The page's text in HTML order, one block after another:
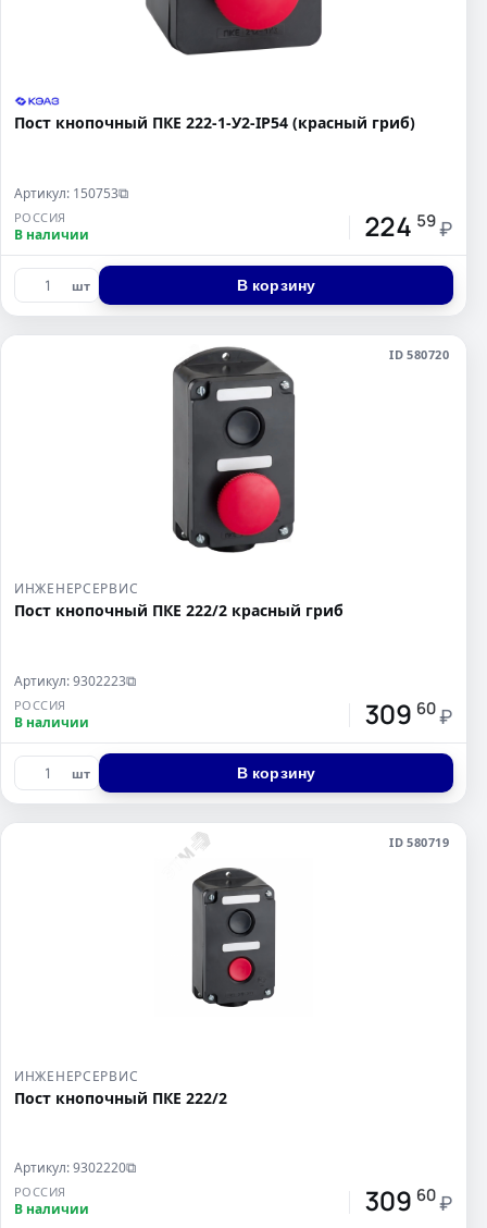
Пост кнопочный ПКЕ 222-1-У2-IP54 (красный гриб)
Артикул: 150753⧉
РОССИЯ
В наличии 224 59 ₽
шт В корзину
ID 580720
ИНЖЕНЕРСЕРВИС
Пост кнопочный ПКЕ 222/2 красный гриб
Артикул: 9302223⧉
РОССИЯ
В наличии 309 60 ₽
шт В корзину
ID 580719
ИНЖЕНЕРСЕРВИС
Пост кнопочный ПКЕ 222/2
Артикул: 9302220⧉
РОССИЯ
В наличии 309 60 ₽